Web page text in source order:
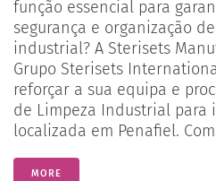
função essencial para
segurança e organização
industrial? A Sterisets
Grupo Sterisets
reforçar a sua equipa e
de Limpeza Industrial para
localizada em Penafiel.
MORE